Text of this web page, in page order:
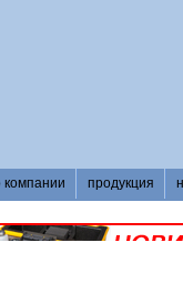
компании продукция